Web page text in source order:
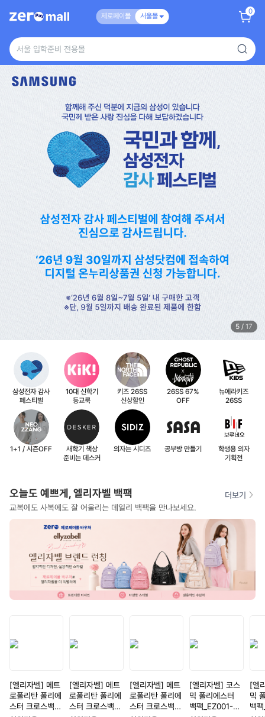
제로페이몰 서울몰
0
5 / 17
삼성전자 감사
페스티벌
10대 신학기
등교룩
키즈 26SS
신상할인
26SS 67%
OFF
뉴에라키즈
26SS
1+1 / 시즌OFF
새학기 책상
준비는 데스커
의자는 시디즈 공부방 만들기
학생용 의자
기획전
오늘도 예쁘게, 엘리자벨 백팩
더보기
교복에도 사복에도 잘 어울리는 데일리 백팩을 만나보세요.
[엘리자벨] 메트
로폴리탄 폴리에
스터 크로스백_E
[엘리자벨] 메트
로폴리탄 폴리에
스터 크로스백_E
[엘리자벨] 메트
로폴리탄 폴리에
스터 크로스백_E
[엘리자벨] 코스
믹 폴리에스터
백팩_EZ001-B
[엘
믹
백